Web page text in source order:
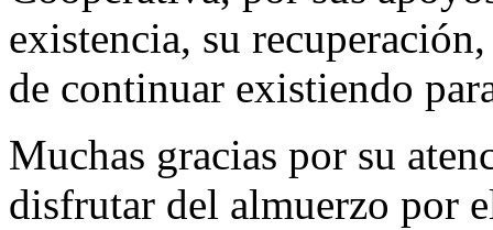
existencia, su
de continuar existiendo
Muchas gracias por su
disfrutar del almuerzo por